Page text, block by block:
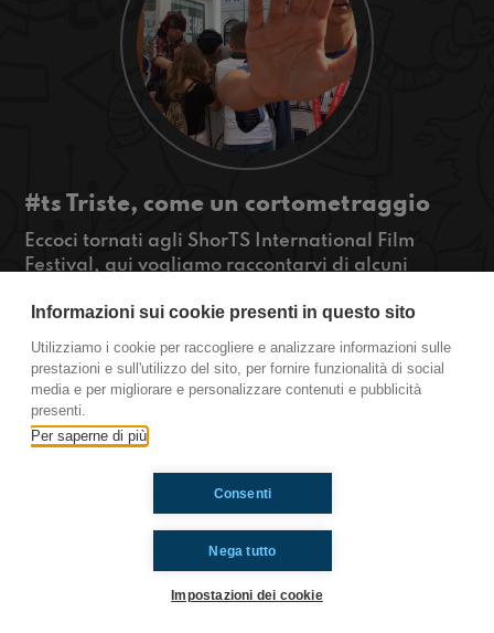
#ts Triste, come un cortometraggio
Eccoci tornati agli ShorTS International Film
Festival, qui vogliamo raccontarvi di alcuni
tra di loro?
#OkkinSu www.radioimmaginaria.it
Trieste
Informazioni sui cookie presenti in questo sito
Utilizziamo i cookie per raccogliere e analizzare informazioni sulle
prestazioni e sull'utilizzo del sito, per fornire funzionalità di social
media e per migliorare e personalizzare contenuti e pubblicità
presenti.
Per saperne di più
Nega tutto
Consenti
Impostazioni dei cookie